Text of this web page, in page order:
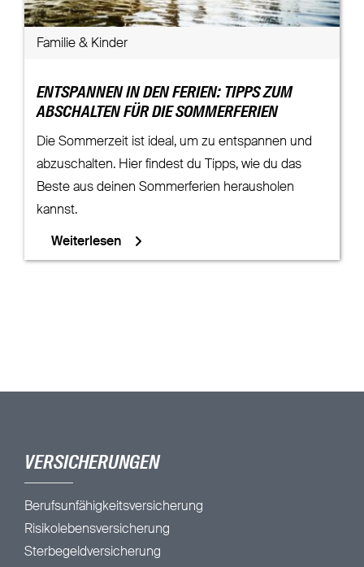
Familie & Kinder
ENTSPANNEN IN DEN FERIEN: TIPPS ZUM
ABSCHALTEN FÜR DIE SOMMERFERIEN
Die Sommerzeit ist ideal, um zu entspannen und
abzuschalten. Hier findest du Tipps, wie du das
Beste aus deinen Sommerferien herausholen
kannst.
Weiterlesen
VERSICHERUNGEN
Berufsunfähigkeitsversicherung
Risikolebensversicherung
Sterbegeldversicherung